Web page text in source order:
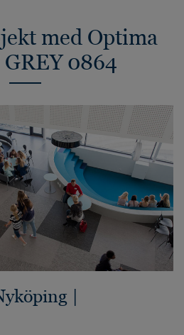
med Optima
0864
|